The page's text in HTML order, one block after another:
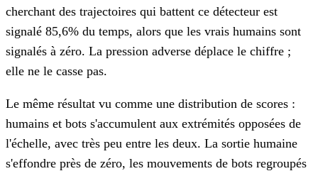
cherchant des trajectoires qui battent ce détecteur est
signalé 85,6% du temps, alors que les vrais humains sont
signalés à zéro. La pression adverse déplace le chiffre ;
elle ne le casse pas.
Le même résultat vu comme une distribution de scores :
humains et bots s'accumulent aux extrémités opposées de
l'échelle, avec très peu entre les deux. La sortie humaine
s'effondre près de zéro, les mouvements de bots regroupés